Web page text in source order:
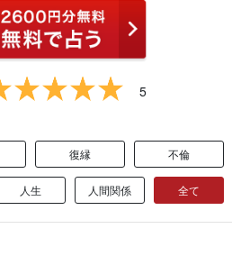
5
復縁 不倫
人生 人間関係 全て